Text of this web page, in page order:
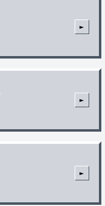
►
►
►